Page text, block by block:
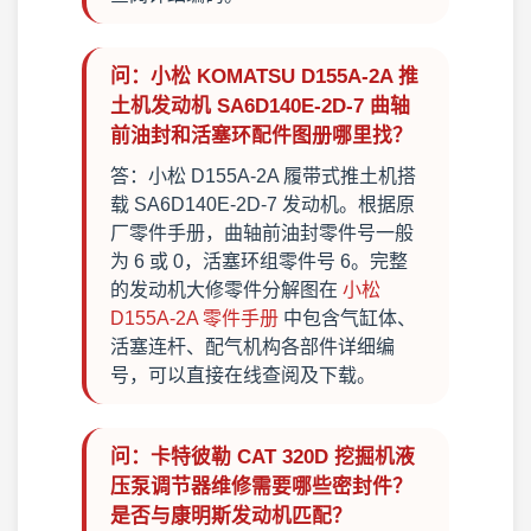
问：小松 KOMATSU D155A-2A 推
土机发动机 SA6D140E-2D-7 曲轴
前油封和活塞环配件图册哪里找？
答：小松 D155A-2A 履带式推土机搭
载 SA6D140E-2D-7 发动机。根据原
厂零件手册，曲轴前油封零件号一般
为 6 或 0，活塞环组零件号 6。完整
的发动机大修零件分解图在 小松
D155A-2A 零件手册 中包含气缸体、
活塞连杆、配气机构各部件详细编
号，可以直接在线查阅及下载。
问：卡特彼勒 CAT 320D 挖掘机液
压泵调节器维修需要哪些密封件？
是否与康明斯发动机匹配？